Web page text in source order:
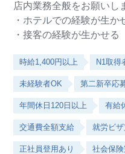
店内業務全般をお願いし
・ホテルでの経験が生か
・接客の経験が生かせる
時給1,400円以上 N1取得
未経験者OK 第二新卒応
年間休日120日以上 有給
交通費全額支給 就労ビ
正社員登用あり 社会保